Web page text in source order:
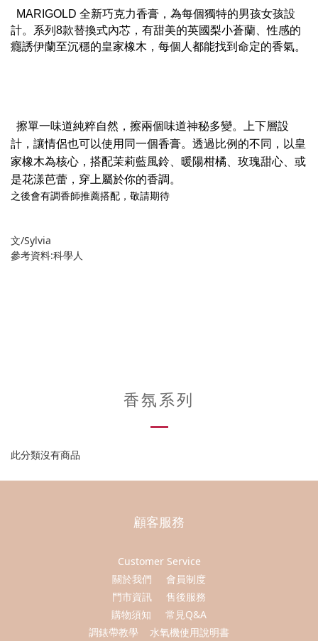
MARIGOLD 全新巧克力香膏，為每個獨特的男孩女孩設
計。系列8款替換式內芯，有甜美的英國梨小蒼蘭、性感的
癮誘伊蘭至沉穩的皇家橡木，每個人都能找到命定的香氣。
擦單一味道純粹自然，擦兩個味道神秘多變。上下層設
計，讓情侶也可以使用同一個香膏。透過比例的不同，以皇
家橡木為核心，搭配茉莉藍風鈴、暖陽柑橘、玫瑰甜心、或
是花漾芭蕾，穿上屬於你的香調。
之後會有調香師推薦搭配，敬請期待
文/Sylvia
參考資料:科學人
香氛系列
此分類沒有商品
顧客服務
Customer Service
關於我們
會員制度
門市資訊
售後服務
購物須知
常見Q&A
調錶帶教學
水氧機使用說明書